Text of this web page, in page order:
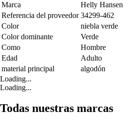
Marca
Helly Hansen
Referencia del proveedor 34299-462
Color
niebla verde
Color dominante
Verde
Como
Hombre
Edad
Adulto
material principal
algodón
Loading...
Loading...
Todas nuestras marcas